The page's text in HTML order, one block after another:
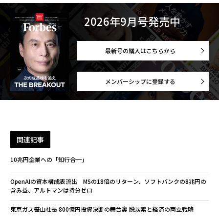
2026年9月号発売中
最新号の購入はこちらから
メンバーシップに登録する
関連記事
10兆円企業への「知行合一」
OpenAIの資本構成表流出 MSの18倍のリターン、ソフトバンクの8兆円の
含み益、アルトマンは持分ゼロ
東京ガス笹山社長 800億円投資決断の舞台裏 脱炭素と経済の両立戦略